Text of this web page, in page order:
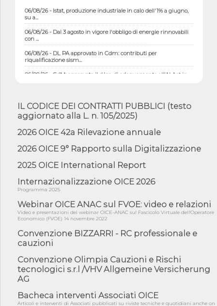
06/08/26 - Istat, produzione industriale in calo dell'1% a giugno,
su a...
06/08/26 - Dal 3 agosto in vigore l'obbligo di energie rinnovabili
con ...
06/08/26 - DL PA approvato in Cdm: contributi per
riqualificazione sism...
06/08/26 - CdM: approvato il d.lgs. di adeguamento all’AI Act in
05/08/26 - DL Infrastrutture e PNRR è legge: approvata oggi la
fiducia...
05/08/26 - Focus OICE sul DDL di riforma della responsabilità
2 s...
05/08/26 - SAVE THE DATE: Assemblea Pubblica Confindustria
Professioni ...
05/08/26 - Successo OICE per il bando della Città metropolitana
di Reg...
05/08/26 - Lettera OICE per il bando della Giunta Regionale della
04/08/26 - DL PA: previste cancellazioni da elenchi professionisti
04/08/26 - International Sustainable Buildings Competition -
COP31, An...
impugnar...
IL CODICE DEI CONTRATTI PUBBLICI (testo
aggiornato alla L. n. 105/2025)
2026 OICE 42a Rilevazione annuale
2026 OICE 9° Rapporto sulla Digitalizzazione
2025 OICE International Report
Internazionalizzazione OICE 2026
Programma 2025
Webinar OICE ANAC sul FVOE: video e relazioni
Video e presentazioni del webinar OICE-ANAC sul Fascicolo Virtuale dell'Operatore
Economico (FVOE) 14 novembre 2022
Convenzione BIZZARRI - RC professionale e
cauzioni
Convenzione Olimpia Cauzioni e Rischi
tecnologici s.r.l /VHV Allgemeine Versicherung
AG
Bacheca interventi Associati OICE
Articoli e interventi di Associati pubblicati su riviste tecniche e quotidiani anche on